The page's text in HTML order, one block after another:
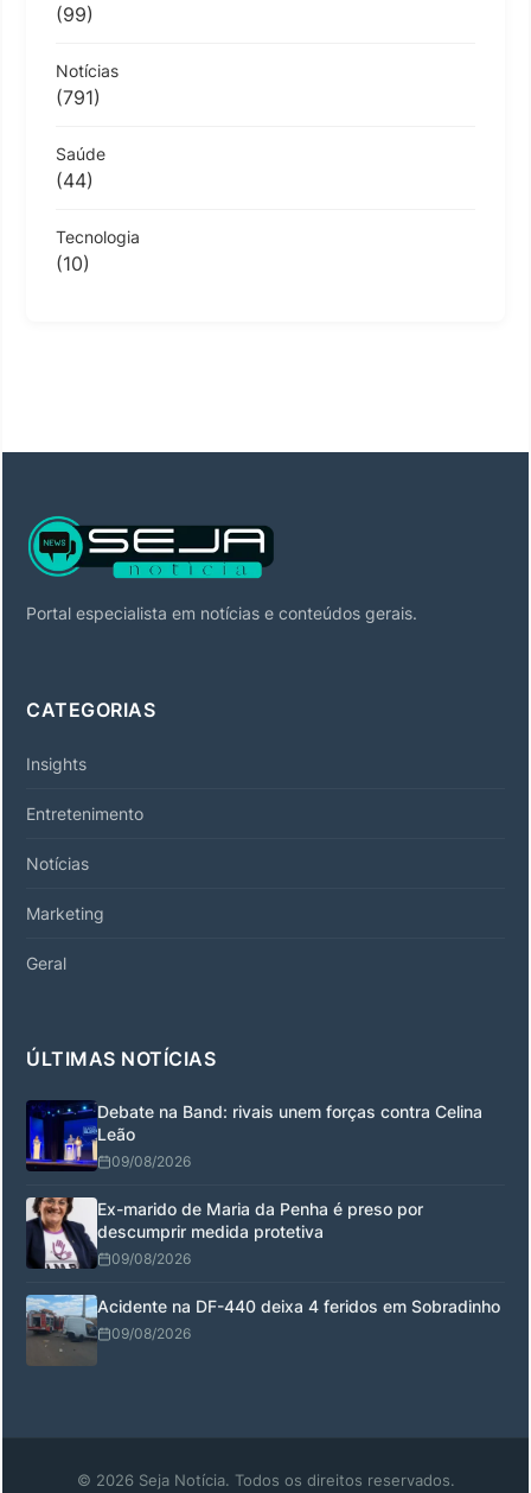
(99)
Notícias
(791)
Saúde
(44)
Tecnologia
(10)
Portal especialista em notícias e conteúdos gerais.
CATEGORIAS
Insights
Entretenimento
Notícias
Marketing
Geral
ÚLTIMAS NOTÍCIAS
Debate na Band: rivais unem forças contra Celina
Leão
09/08/2026
Ex-marido de Maria da Penha é preso por
descumprir medida protetiva
09/08/2026
Acidente na DF-440 deixa 4 feridos em Sobradinho
09/08/2026
© 2026 Seja Notícia. Todos os direitos reservados.